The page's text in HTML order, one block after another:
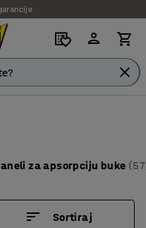
za apsorpciju buke
Sortiraj